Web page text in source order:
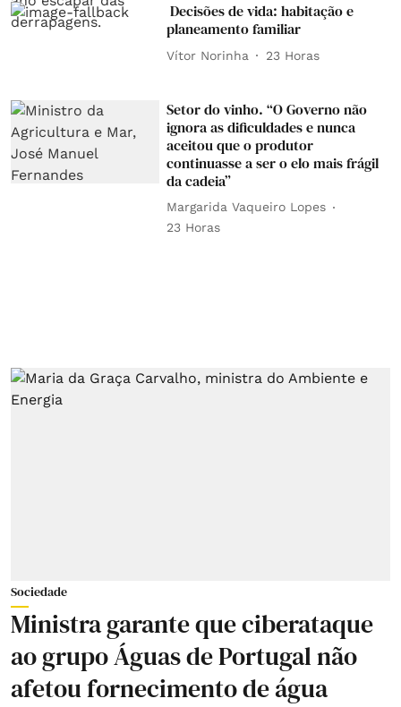
Decisões de vida: habitação e
planeamento familiar
Vítor Norinha 23 Horas
Setor do vinho. “O Governo não
ignora as dificuldades e nunca
aceitou que o produtor
continuasse a ser o elo mais frágil
da cadeia”
Margarida Vaqueiro Lopes
23 Horas
Sociedade
Ministra garante que ciberataque
ao grupo Águas de Portugal não
afetou fornecimento de água